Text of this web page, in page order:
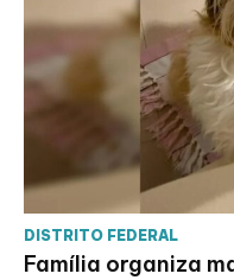
DISTRITO FEDERAL
Família organiza